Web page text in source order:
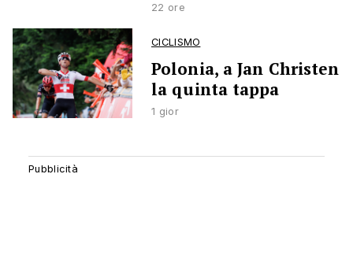
22 ore
CICLISMO
Polonia, a Jan Christen
la quinta tappa
1 gior